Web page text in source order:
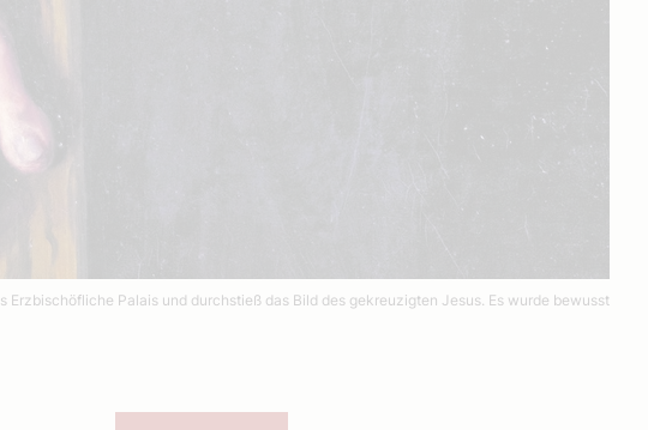
Palais und durchstieß das Bild des gekreuzigten Jesus. Es wurde bewusst